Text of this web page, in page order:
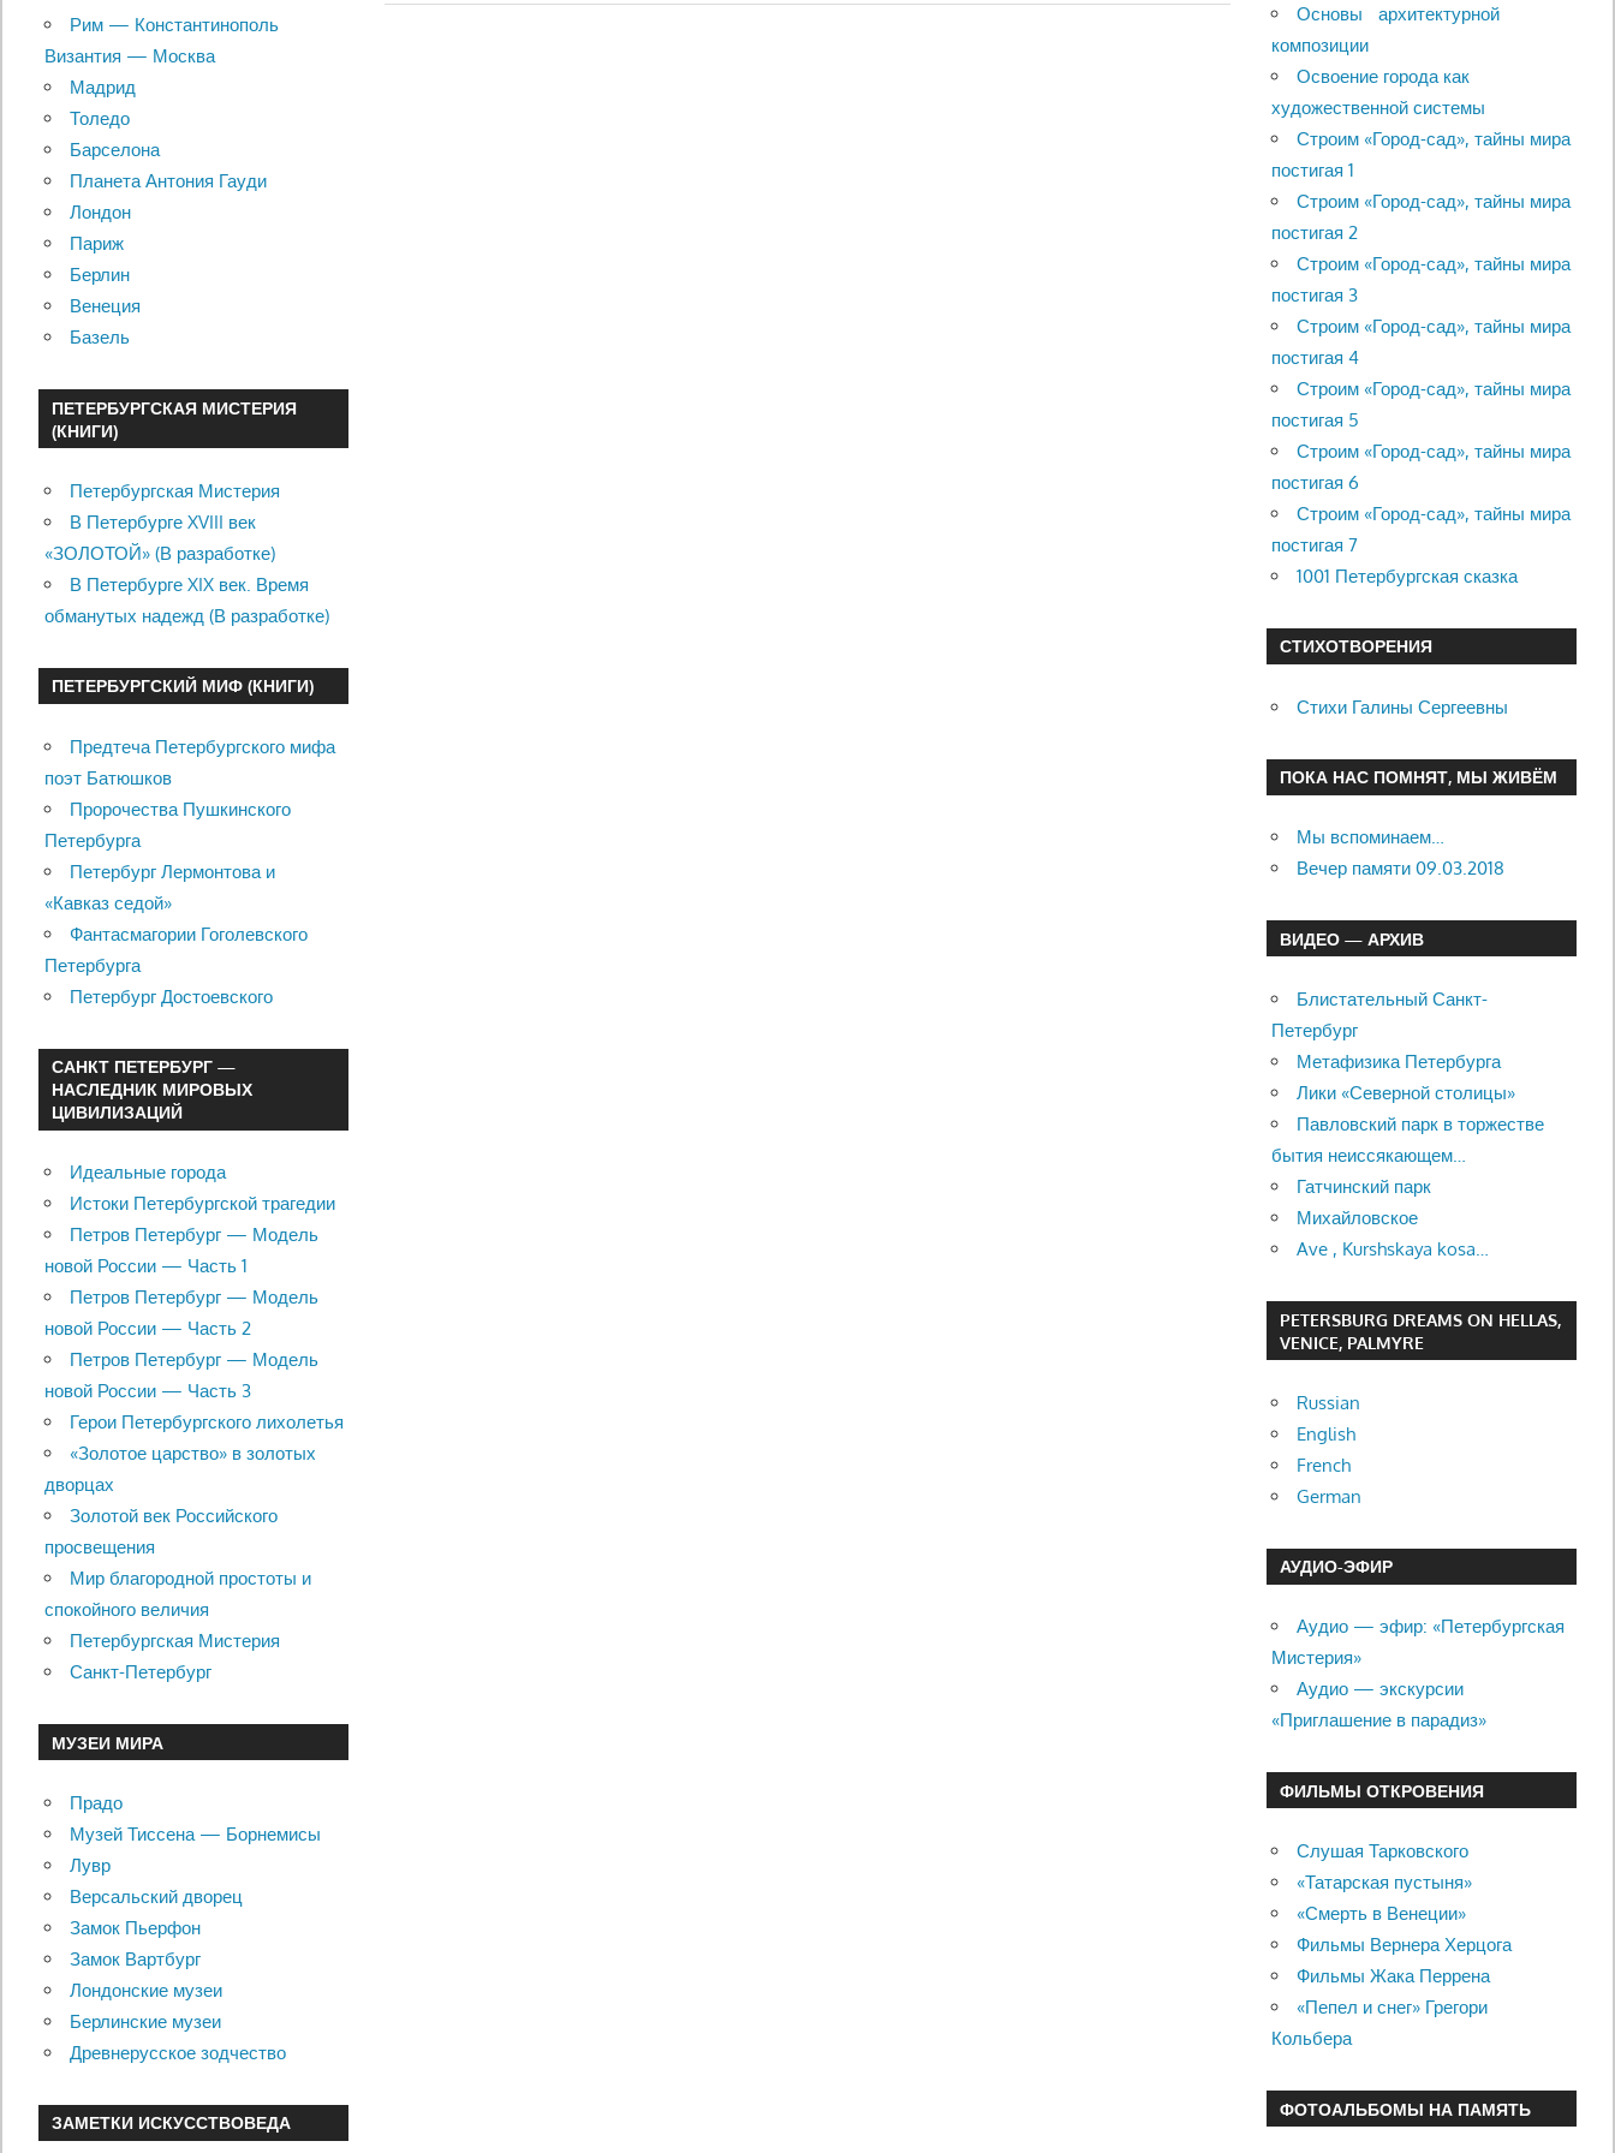
Навигация
Post:
Post:
Рим — Константинополь
Византия — Москва
Мадрид
Толедо
Барселона
Планета Антония Гауди
Лондон
Париж
Берлин
Венеция
Базель
ПЕТЕРБУРГСКАЯ МИСТЕРИЯ
(КНИГИ)
Петербургская Мистерия
В Петербурге XVIII век
«ЗОЛОТОЙ» (В разработке)
В Петербурге XIX век. Время
обманутых надежд (В разработке)
ПЕТЕРБУРГСКИЙ МИФ (КНИГИ)
Предтеча Петербургского мифа
поэт Батюшков
Пророчества Пушкинского
Петербурга
Петербург Лермонтова и
«Кавказ седой»
Фантасмагории Гоголевского
Петербурга
Петербург Достоевского
САНКТ ПЕТЕРБУРГ —
НАСЛЕДНИК МИРОВЫХ
ЦИВИЛИЗАЦИЙ
Идеальные города
Истоки Петербургской трагедии
Петров Петербург — Модель
новой России — Часть 1
Петров Петербург — Модель
новой России — Часть 2
Петров Петербург — Модель
новой России — Часть 3
Герои Петербургского лихолетья
«Золотое царство» в золотых
дворцах
Золотой век Российского
просвещения
Мир благородной простоты и
спокойного величия
Петербургская Мистерия
Санкт-Петербург
МУЗЕИ МИРА
Прадо
Музей Тиссена — Борнемисы
Лувр
Версальский дворец
Замок Пьерфон
Замок Вартбург
Лондонские музеи
Берлинские музеи
Древнерусское зодчество
ЗАМЕТКИ ИСКУССТВОВЕДА
Основы архитектурной
композиции
Освоение города как
художественной системы
Строим «Город-сад», тайны мира
постигая 1
Строим «Город-сад», тайны мира
постигая 2
Строим «Город-сад», тайны мира
постигая 3
Строим «Город-сад», тайны мира
постигая 4
Строим «Город-сад», тайны мира
постигая 5
Строим «Город-сад», тайны мира
постигая 6
Строим «Город-сад», тайны мира
постигая 7
1001 Петербургская сказка
СТИХОТВОРЕНИЯ
Стихи Галины Сергеевны
ПОКА НАС ПОМНЯТ, МЫ ЖИВЁМ
Мы вспоминаем…
Вечер памяти 09.03.2018
ВИДЕО — АРХИВ
Блистательный Санкт-
Петербург
Метафизика Петербурга
Лики «Северной столицы»
Павловский парк в торжестве
бытия неиссякающем…
Гатчинский парк
Михайловское
Ave , Kurshskaya kosa…
PETERSBURG DREAMS ON HELLAS,
VENICE, PALMYRE
Russian
English
French
German
АУДИО-ЭФИР
Аудио — эфир: «Петербургская
Мистерия»
Аудио — экскурсии
«Приглашение в парадиз»
ФИЛЬМЫ ОТКРОВЕНИЯ
Слушая Тарковского
«Татарская пустыня»
«Смерть в Венеции»
Фильмы Вернера Херцога
Фильмы Жака Перрена
«Пепел и снег» Грегори
Кольбера
ФОТОАЛЬБОМЫ НА ПАМЯТЬ